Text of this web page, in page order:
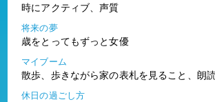
時にアクティブ、声質
将来の夢
歳をとってもずっと女優
マイブーム
散歩、歩きながら家の表札を見ること、朗
休日の過ごし方